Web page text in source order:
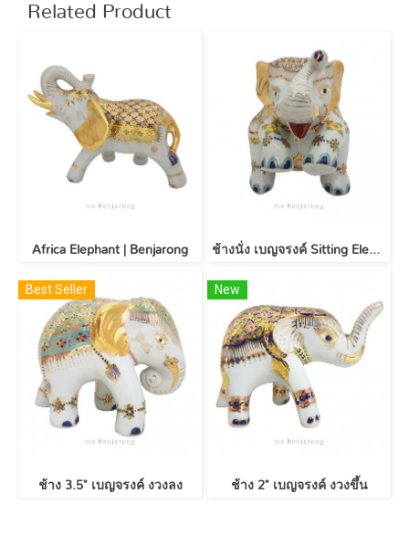
Related Product
Africa Elephant | Benjarong ช้างนั่ง เบญจรงค์ Sitting Elephant | Benjarong
Best Seller
ช้าง 3.5" เบญจรงค์ งวงลง
New
ช้าง 2" เบญจรงค์ งวงขึ้น